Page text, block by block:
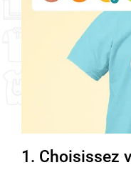
1. Choisissez